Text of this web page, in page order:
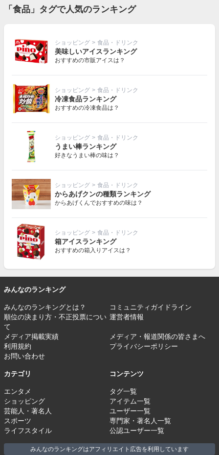
「食品」タグで人気のランキング
ショッピング > 食品・ドリンク
美味しいアイスランキング
おすすめの市販アイスは？
ショッピング > 食品・ドリンク
冷凍食品ランキング
おすすめの冷凍食品は？
ショッピング > 食品・ドリンク
うまい棒ランキング
好きなうまい棒の味は？
ショッピング > 食品・ドリンク
からあげクンの種類ランキング
からあげくんでおすすめの味は？
ショッピング > 食品・ドリンク
箱アイスランキング
おすすめの箱入りアイスは？
みんなのランキング
みんなのランキングとは？
コミュニティガイドライン
順位の決まり方・不正投票につい
て
運営者情報
メディア掲載実績
メディア・報道関係の皆さまへ
利用規約
プライバシーポリシー
お問い合わせ
カテゴリ
エンタメ
ショッピング
芸能人・著名人
スポーツ
ライフスタイル
コンテンツ
タグ一覧
アイテム一覧
ユーザー一覧
専門家・著名人一覧
公認ユーザー一覧
みんなのランキングはアフィリエイト広告を利用しています